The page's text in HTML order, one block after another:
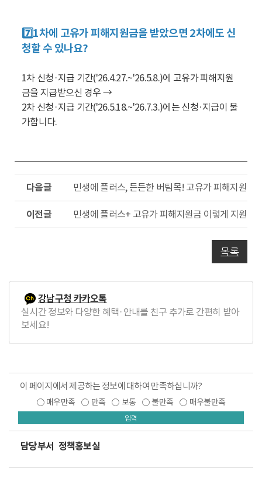
7️⃣1차에 고유가 피해지원금을 받았으면 2차에도 신
청할 수 있나요?
1차 신청·지급 기간('26.4.27.~'26.5.8.)에 고유가 피해지원
금을 지급받으신 경우 →
2차 신청·지급 기간('26.5.18.~'26.7.3.)에는 신청·지급이 불
가합니다.
글
민생에 플러스, 든든한 버팀목! 고유가 피해지원금
글
민생에 플러스+ 고유가 피해지원금 이렇게 지원됩
목록
강남구청 카카오톡
실시간 정보와 다양한 혜택·안내를 친구 추가로 간편히 받아
보세요!
이 페이지에서 제공하는 정보에 대하여 만족하십니까?
매우만족 만족 보통 불만족 매우불만족
입력
담당부서 정책홍보실